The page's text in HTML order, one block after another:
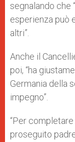
segnalando che
esperienza può
altri”.
Anche il
poi, “ha
Germania della
impegno”.
“Per
proseguito